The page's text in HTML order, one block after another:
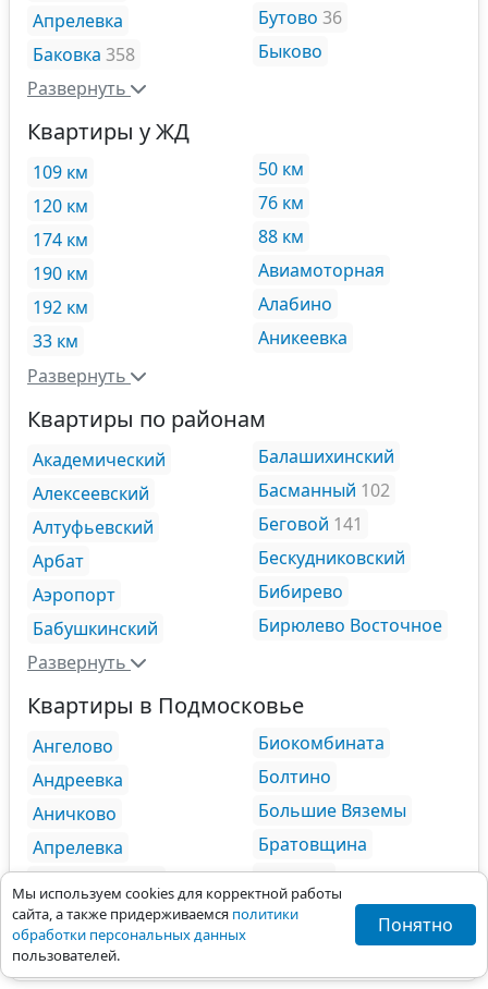
Мы используем cookies для корректной работы
сайта, а также придерживаемся политики
обработки персональных данных
пользователей.
Понятно
Апрелевка
Баковка 358
Бутово 36
Быково
Развернуть
Квартиры у ЖД
109 км
120 км
174 км
190 км
192 км
33 км
50 км
76 км
88 км
Авиамоторная
Алабино
Аникеевка
Развернуть
Квартиры по районам
Академический
Алексеевский
Алтуфьевский
Арбат
Аэропорт
Бабушкинский
Балашихинский
Басманный 102
Беговой 141
Бескудниковский
Бибирево
Бирюлево Восточное
Развернуть
Квартиры в Подмосковье
Ангелово
Андреевка
Аничково
Апрелевка
Балашиха
Биокомбината
Болтино
Большие Вяземы
Братовщина
Брехово
Броницы
Развернуть